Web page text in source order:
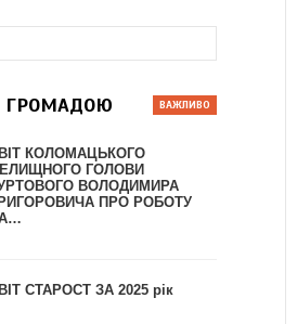
ГРОМАДОЮ
КОЛОМАЦЬКОГО
ГОЛОВИ
ВОЛОДИМИРА
ПРО РОБОТУ
СТАРОСТ ЗА 2025 рік